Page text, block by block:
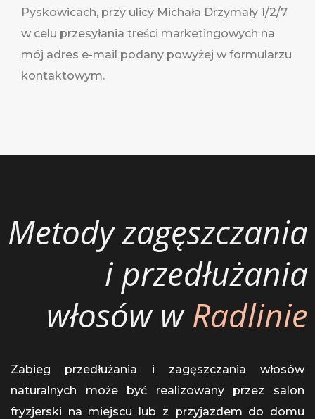
Pyskowicach, przy ulicy Michała Drzymały 1/2/7
w celu przesyłania treści marketingowych na
mój adres e-mail podany powyżej w formularzu
kontaktowym.
Metody zagęszczania
i przedłużania
włosów wRadlinie
Zabieg przedłużania i zagęszczania włosów
naturalnych może być realizowany przez salon
fryzjerski na miejscu lub z przyjazdem do domu